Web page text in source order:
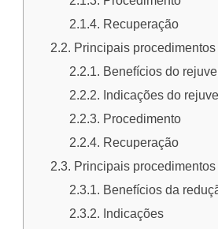
Recuperação
Principais
Benefícios do
Indicações do
Procedimento
Recuperação
Principais
Benefícios da
Indicações